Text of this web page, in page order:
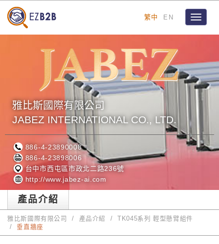
繁中 EN
Toggle
雅比斯國際有限公司
JABEZ INTERNATIONAL CO., LTD.
886-4-23890008
886-4-23898006
台中市西屯區市政北二路236號
http://www.jabez-ai.com
產品介紹
雅比斯國際有限公司 產品介紹
TK045系列 輕型懸臂組件
垂直牆座